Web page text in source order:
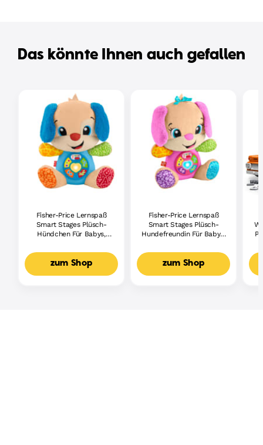
Das könnte Ihnen auch gefallen
Fisher-Price Lernspaß
Smart Stages Plüsch-
Hündchen Für Babys,
Lernspielzeug,
Mehrsprachige Version
zum Shop
Fisher-Price Lernspaß
Smart Stages Plüsch-
Hundefreundin Für Babys,
Lernspielzeug,
Mehrsprachige Version
zum Shop